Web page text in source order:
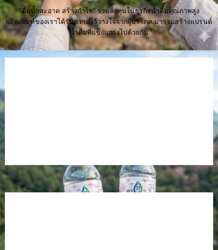
"ดื่มน้ำสะอาด สร้างกำไร" ร่วมลงทุนในธุรกิจน้ำดื่มคุณภาพสูง
ผลิตภัณฑ์ของเราได้รับความไว้วางใจจากผู้บริโภค มาร่วมสร้างแบรนด์
น้ำดื่มที่แข็งแกร่งไปด้วยกัน